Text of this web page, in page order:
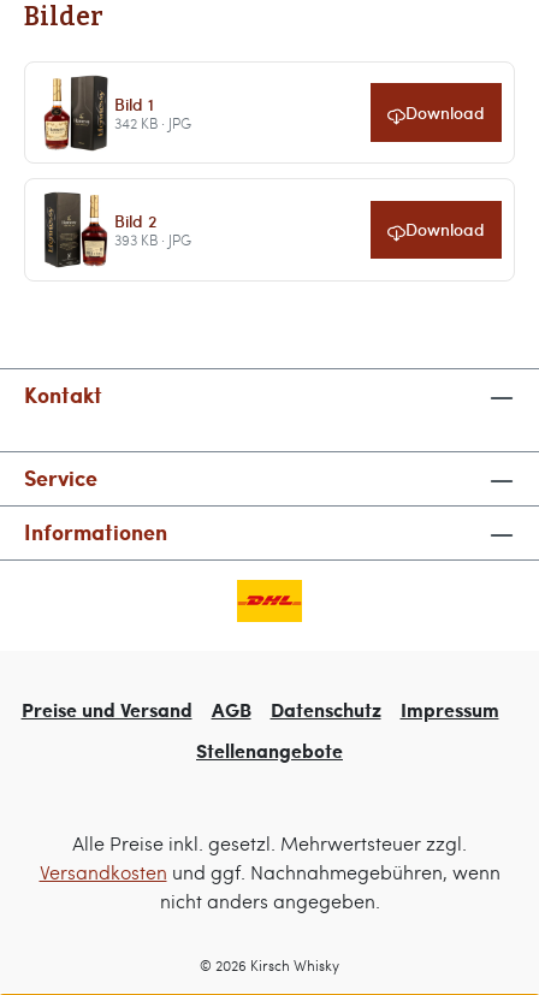
Bilder
Bild 1
342 KB · JPG Download
Bild 2
393 KB · JPG Download
Kontakt
Service
Informationen
Preise und Versand AGB Datenschutz
Impressum
Stellenangebote
Alle Preise inkl. gesetzl. Mehrwertsteuer zzgl.
Versandkosten und ggf. Nachnahmegebühren, wenn
nicht anders angegeben.
© 2026 Kirsch Whisky